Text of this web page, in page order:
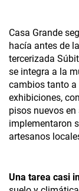
Casa Grande
hacía antes de
tercerizada
se integra a la
cambios tanto a
exhibiciones,
pisos nuevos
implementaron
artesanos
Una tarea casi